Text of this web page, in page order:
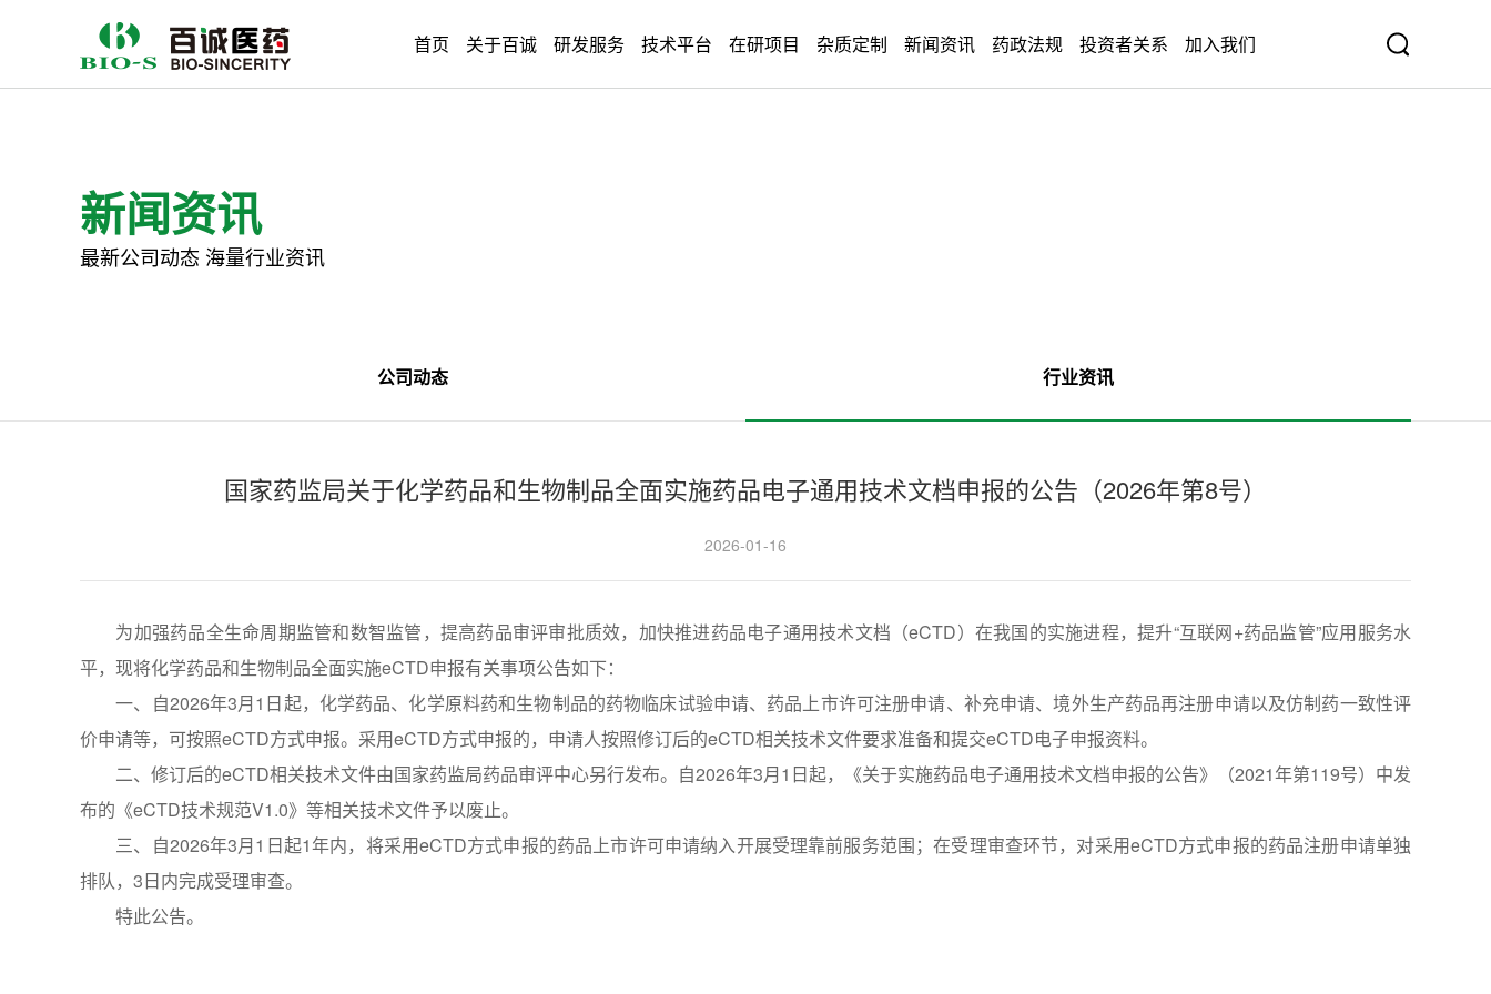
首页 关于百诚 研发服务 技术平台 在研项目 杂质定制 新闻资讯 药政法规 投资者关系 加入我们
新闻资讯
最新公司动态 海量行业资讯
公司动态 行业资讯
国家药监局关于化学药品和生物制品全面实施药品电子通用技术文档申报的公告（2026年第8号）
2026-01-16
为加强药品全生命周期监管和数智监管，提高药品审评审批质效，加快推进药品电子通用技术文档（eCTD）在我国的实施进程，提升“互联网+药品监管”应用服务水
平，现将化学药品和生物制品全面实施eCTD申报有关事项公告如下：
一、自2026年3月1日起，化学药品、化学原料药和生物制品的药物临床试验申请、药品上市许可注册申请、补充申请、境外生产药品再注册申请以及仿制药一致性评
价申请等，可按照eCTD方式申报。采用eCTD方式申报的，申请人按照修订后的eCTD相关技术文件要求准备和提交eCTD电子申报资料。
二、修订后的eCTD相关技术文件由国家药监局药品审评中心另行发布。自2026年3月1日起，《关于实施药品电子通用技术文档申报的公告》（2021年第119号）中发
布的《eCTD技术规范V1.0》等相关技术文件予以废止。
三、自2026年3月1日起1年内，将采用eCTD方式申报的药品上市许可申请纳入开展受理靠前服务范围；在受理审查环节，对采用eCTD方式申报的药品注册申请单独
排队，3日内完成受理审查。
特此公告。